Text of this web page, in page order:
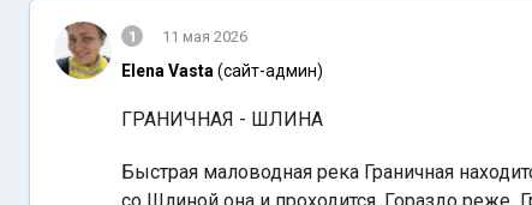
1 11 мая 2026
Elena Vasta (сайт-админ)
ГРАНИЧНАЯ - ШЛИНА
Быстрая маловодная река Граничная